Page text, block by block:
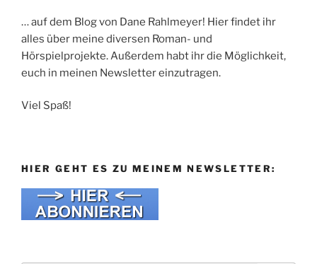
… auf dem Blog von Dane Rahlmeyer! Hier findet ihr
alles über meine diversen Roman- und
Hörspielprojekte. Außerdem habt ihr die Möglichkeit,
euch in meinen Newsletter einzutragen.
Viel Spaß!
HIER GEHT ES ZU MEINEM NEWSLETTER: